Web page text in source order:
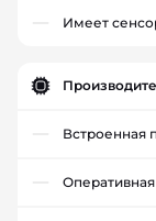
Имеет
Встроенная